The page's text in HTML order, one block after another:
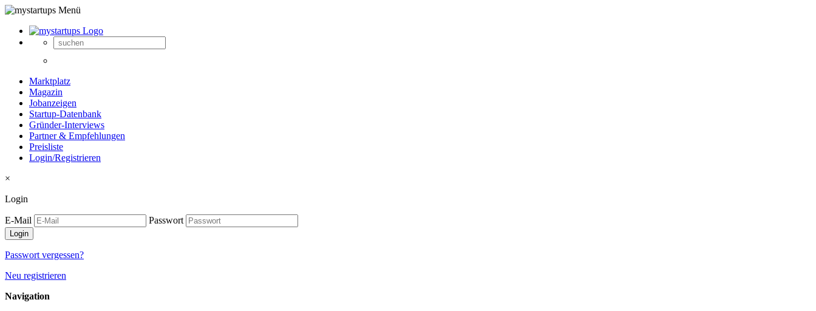
Marktplatz
Magazin
Jobanzeigen
Startup-Datenbank
Gründer-Interviews
Partner & Empfehlungen
Preisliste
Login/Registrieren
×
Login
E-Mail Passwort
Passwort vergessen?
Neu registrieren
Navigation